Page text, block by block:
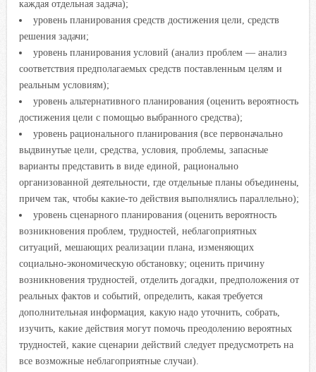
каждая отдельная задача);
уровень планирования средств достижения цели, средств
решения задачи;
уровень планирования условий (анализ проблем — анализ
соответствия предполагаемых средств поставленным целям и
реальным условиям);
уровень альтернативного планирования (оценить вероятность
достижения цели с помощью выбранного средства);
уровень рационального планирования (все первоначально
выдвинутые цели, средства, условия, проблемы, запасные
варианты представить в виде единой, рационально
организованной деятельности, где отдельные планы объединены,
причем так, чтобы какие-то действия выполнялись параллельно);
уровень сценарного планирования (оценить вероятность
возникновения проблем, трудностей, неблагоприятных
ситуаций, мешающих реализации плана, изменяющих
социально-экономическую обстановку; оценить причину
возникновения трудностей, отделить догадки, предположения от
реальных фактов и событий, определить, какая требуется
дополнительная информация, какую надо уточнить, собрать,
изучить, какие действия могут помочь преодолению вероятных
трудностей, какие сценарии действий следует предусмотреть на
все возможные неблагоприятные случаи).